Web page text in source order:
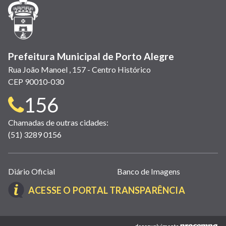
janela)
Prefeitura Municipal de Porto Alegre
Rua João Manoel , 157 - Centro Histórico
CEP 90010-030
Telefone
para
contato:
156
Chamadas de outras cidades:
(51) 3289 0156
Links
úteis
(abrem
nova
Diário Oficial Banco de Imagens
ACESSE O PORTAL TRANSPARÊNCIA(LINK
EM